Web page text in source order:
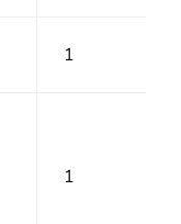
1
1